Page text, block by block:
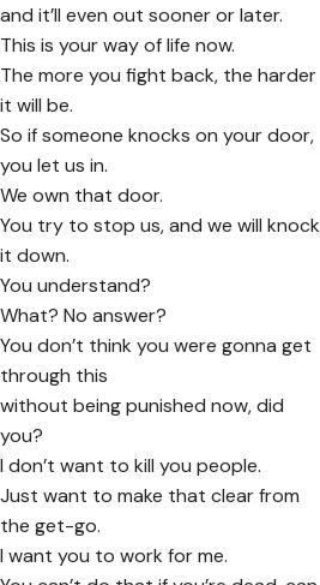
and it’ll even out sooner or later.
This is your way of life now.
The more you fight back, the harder
it will be.
So if someone knocks on your door,
you let us in.
We own that door.
You try to stop us, and we will knock
it down.
You understand?
What? No answer?
You don’t think you were gonna get
through this
without being punished now, did
you?
I don’t want to kill you people.
Just want to make that clear from
the get-go.
I want you to work for me.